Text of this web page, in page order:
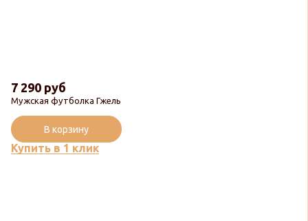
Мужская футболка Гжель
7 290 руб
Купить в 1 клик
В корзину